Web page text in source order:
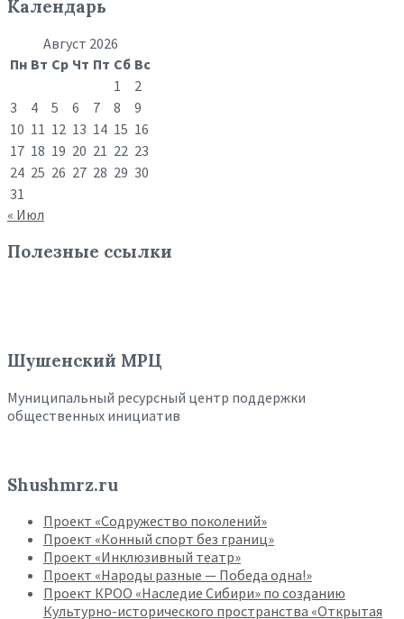
Календарь
Август 2026
Пн Вт Ср Чт Пт Сб Вс
1
2
3
4 5 6 7 8
9
10 11 12 13 14 15 16
17 18 19 20 21 22 23
24 25 26 27 28 29 30
31
« Июл
Полезные ссылки
Шушенский МРЦ
Муниципальный ресурсный центр поддержки
общественных инициатив
Shushmrz.ru
Проект «Содружество поколений»
Проект «Конный спорт без границ»
Проект «Инклюзивный театр»
Проект «Народы разные — Победа одна!»
Проект КРОО «Наследие Сибири» по созданию
Культурно-исторического пространства «Открытая